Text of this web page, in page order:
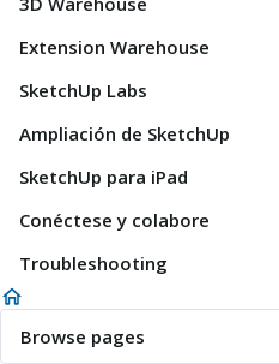
Extension Warehouse
SketchUp Labs
Ampliación de SketchUp
SketchUp para iPad
Conéctese y colabore
Troubleshooting
Browse pages